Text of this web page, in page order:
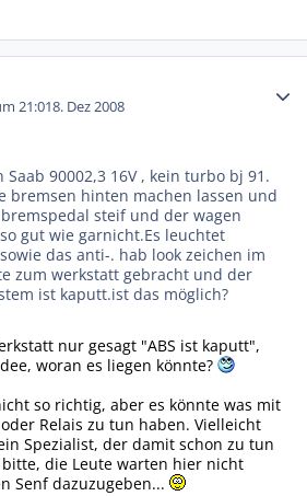
21:018. Dez 2008
90002,3 16V , kein turbo bj 91.
bremsen hinten machen lassen und
steif und der wagen
gut wie garnicht.Es leuchtet
das anti-. hab look zeichen im
zum werkstatt gebracht und der
ist kaputt.ist das möglich?
nur gesagt "ABS ist kaputt",
woran es liegen könnte?
so richtig, aber es könnte was mit
Relais zu tun haben. Vielleicht
Spezialist, der damit schon zu tun
die Leute warten hier nicht
Senf dazuzugeben...